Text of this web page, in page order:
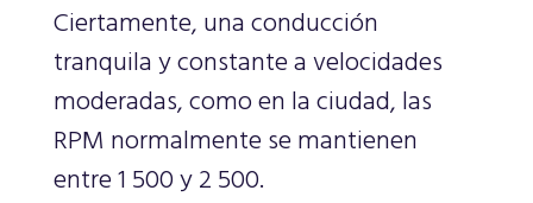
Ciertamente, una conducción
tranquila y constante a velocidades
moderadas, como en la ciudad, las
RPM normalmente se mantienen
entre 1 500 y 2 500.